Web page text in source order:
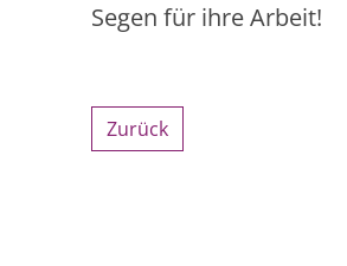
Segen für ihre Arbeit!
Zurück